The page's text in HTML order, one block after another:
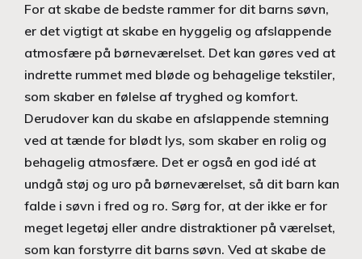
For at skabe de bedste rammer for dit barns søvn,
er det vigtigt at skabe en hyggelig og afslappende
atmosfære på børneværelset. Det kan gøres ved at
indrette rummet med bløde og behagelige tekstiler,
som skaber en følelse af tryghed og komfort.
Derudover kan du skabe en afslappende stemning
ved at tænde for blødt lys, som skaber en rolig og
behagelig atmosfære. Det er også en god idé at
undgå støj og uro på børneværelset, så dit barn kan
falde i søvn i fred og ro. Sørg for, at der ikke er for
meget legetøj eller andre distraktioner på værelset,
som kan forstyrre dit barns søvn. Ved at skabe de